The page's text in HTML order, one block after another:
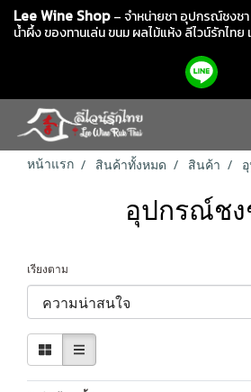
Lee Wine Shop– จำหน่ายชา อุปกรณ์ชงช
น้ำผึ้ง ของทานเล่น ขนม ผลไม้แห้งลีไวน์รักไท
หน้าแรก สินค้าทั้งหมด สินค้า
อุปกรณ์ชง
เรียงตาม